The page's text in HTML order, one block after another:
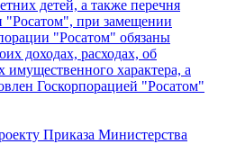
детей, а также перечня
"Росатом", при замещении
"Росатом" обязаны
доходах, расходах, об
имущественного характера, а
Госкорпорацией "Росатом"
Приказа Министерства